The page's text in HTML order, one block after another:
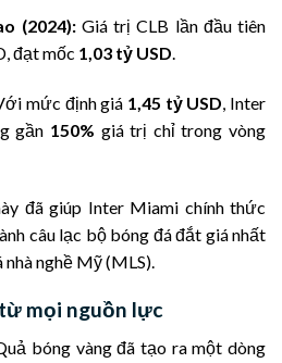
(2024):Giá trị CLB lần đầu tiên
đạt mốc 1,03 tỷ USD.
mức định giá 1,45 tỷ USD, Inter
gần 150% giá trị chỉ trong vòng
đã giúp Inter Miami chính thức
câu lạc bộ bóng đá đắt giá nhất
nghề Mỹ (MLS).
mọi nguồn lực
bóng vàng đã tạo ra một dòng